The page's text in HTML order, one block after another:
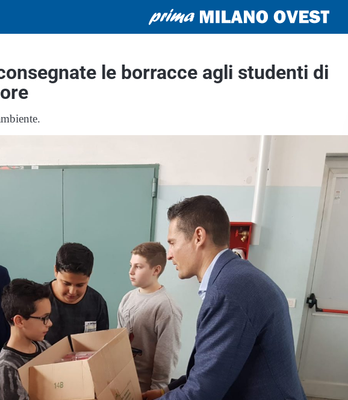
le borracce agli studenti di